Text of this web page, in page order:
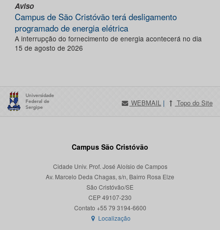
Aviso
Campus de São Cristóvão terá desligamento
programado de energia elétrica
A interrupção do fornecimento de energia acontecerá no dia
15 de agosto de 2026
WEBMAIL | Topo do Site
Campus São Cristóvão
Cidade Univ. Prof. José Aloísio de Campos
Av. Marcelo Deda Chagas, s/n, Bairro Rosa Elze
São Cristóvão/SE
CEP 49107-230
Localização